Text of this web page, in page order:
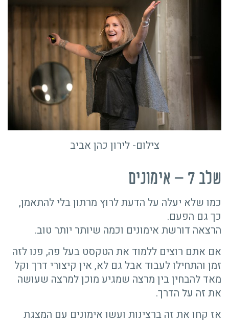
צילום- לירון כהן אביב
שלב 7 – אימונים
כמו שלא יעלה על הדעת לרוץ מרתון בלי להתאמן,
כך גם הפעם.
הרצאה דורשת אימונים וכמה שיותר יותר טוב.
אם אתם רוצים ללמוד את הטקסט בעל פה, פנו לזה
זמן והתחילו לעבוד אבל גם לא, אין קיצורי דרך וקל
מאד להבחין בין מרצה שמגיע מוכן למרצה שעושה
את זה על הדרך.
אז קחו את זה ברצינות ועשו אימונים עם המצגת